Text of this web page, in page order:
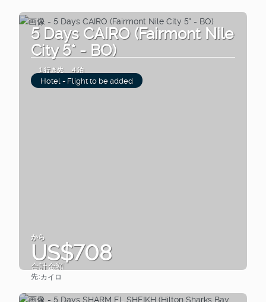
5 Days CAIRO (Fairmont Nile
City 5* - BO)
1 行き先 4 泊
Hotel - Flight to be added
から
US$708
合計金額
先:カイロ